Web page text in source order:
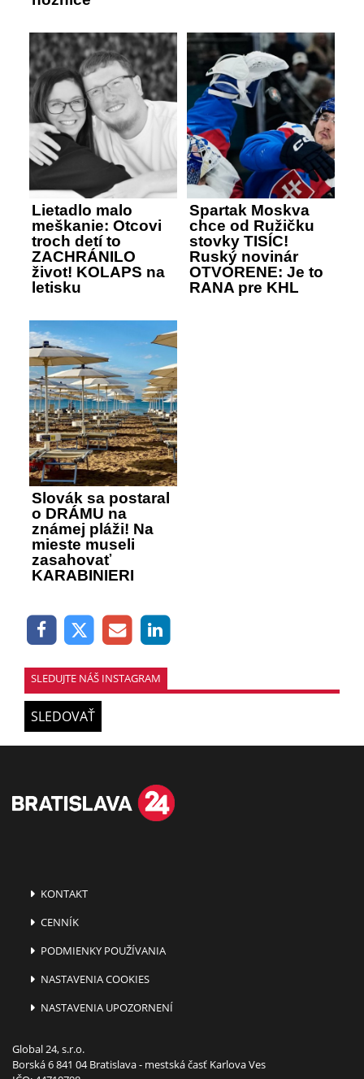
Lietadlo malo
meškanie: Otcovi
troch detí to
ZACHRÁNILO
život! KOLAPS na
letisku
Spartak Moskva
chce od Ružičku
stovky TISÍC!
Ruský novinár
OTVORENE: Je to
RANA pre KHL
Slovák sa postaral
o DRÁMU na
známej pláži! Na
mieste museli
zasahovať
KARABINIERI
SLEDUJTE NÁŠ INSTAGRAM
SLEDOVAŤ
KONTAKT
CENNÍK
PODMIENKY POUŽÍVANIA
NASTAVENIA COOKIES
NASTAVENIA UPOZORNENÍ
Global 24, s.r.o.
Borská 6 841 04 Bratislava - mestská časť Karlova Ves